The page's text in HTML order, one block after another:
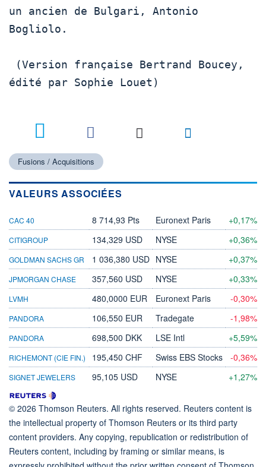
un ancien de Bulgari, Antonio
Bogliolo.
édité par Sophie Louet)
Fusions / Acquisitions
VALEURS ASSOCIÉES
CAC 40 8 714,93 Pts Euronext Paris +0,17%
CITIGROUP 134,329 USD NYSE +0,36%
GOLDMAN SACHS GR 1 036,380 USD NYSE +0,37%
JPMORGAN CHASE 357,560 USD NYSE +0,33%
LVMH 480,0000 EUR Euronext Paris -0,30%
PANDORA 106,550 EUR Tradegate -1,98%
PANDORA 698,500 DKK LSE Intl +5,59%
RICHEMONT (CIE FIN.) 195,450 CHF Swiss EBS Stocks -0,36%
SIGNET JEWELERS 95,105 USD NYSE +1,27%
© 2026 Thomson Reuters. All rights reserved. Reuters content is
the intellectual property of Thomson Reuters or its third party
content providers. Any copying, republication or redistribution of
Reuters content, including by framing or similar means, is